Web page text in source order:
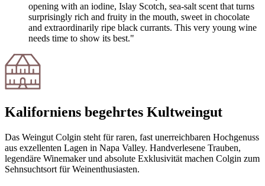
opening with an iodine, Islay Scotch, sea-salt scent that turns
surprisingly rich and fruity in the mouth, sweet in chocolate
and extraordinarily ripe black currants. This very young wine
needs time to show its best."
Kaliforniens begehrtes Kultweingut
Das Weingut Colgin steht für raren, fast unerreichbaren Hochgenuss
aus exzellenten Lagen in Napa Valley. Handverlesene Trauben,
legendäre Winemaker und absolute Exklusivität machen Colgin zum
Sehnsuchtsort für Weinenthusiasten.